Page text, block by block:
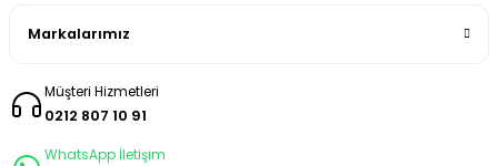
Markalarımız
Müşteri Hizmetleri
0212 807 10 91
WhatsApp İletişim